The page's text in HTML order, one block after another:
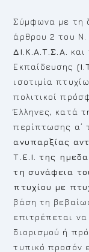
Σύμφωνα με τη
άρθρου 2 του
ΔΙ.Κ.Α.Τ.Σ.Α.
και
Εκπαίδευσης
ισοτιμία
πολιτικοί
Έλληνες, κατά
περίπτωσης α΄
ανυπαρξίας
Τ.Ε.Ι. της
τη συνάφεια
πτυχίου με
βάση τη
επιτρέπεται
διορισμού ή
τυπικό προσόν